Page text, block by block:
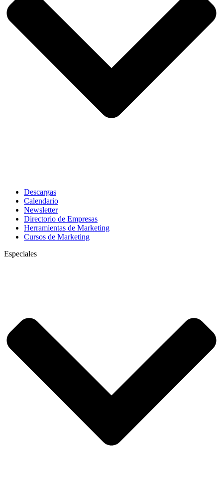
Descargas
Calendario
Newsletter
Directorio de Empresas
Herramientas de Marketing
Cursos de Marketing
Especiales